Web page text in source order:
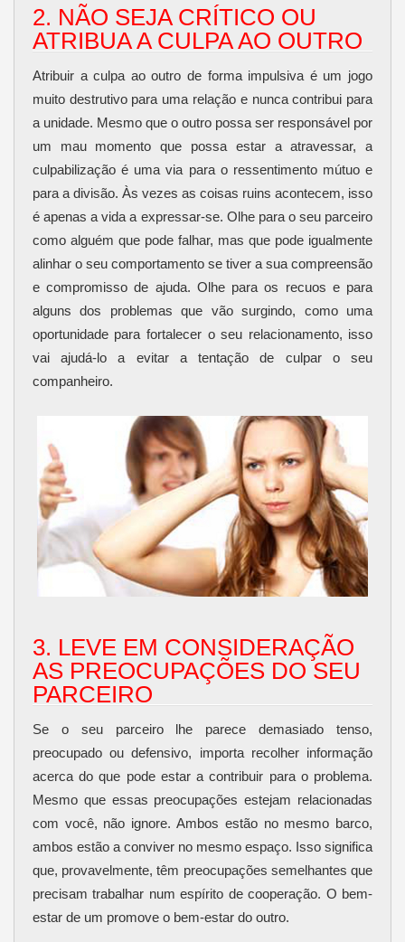
2. NÃO SEJA CRÍTICO OU
ATRIBUA A CULPA AO OUTRO
Atribuir a culpa ao outro de forma impulsiva é um jogo
muito destrutivo para uma relação e nunca contribui para
a unidade. Mesmo que o outro possa ser responsável por
um mau momento que possa estar a atravessar, a
culpabilização é uma via para o ressentimento mútuo e
para a divisão. Às vezes as coisas ruins acontecem, isso
é apenas a vida a expressar-se. Olhe para o seu parceiro
como alguém que pode falhar, mas que pode igualmente
alinhar o seu comportamento se tiver a sua compreensão
e compromisso de ajuda. Olhe para os recuos e para
alguns dos problemas que vão surgindo, como uma
oportunidade para fortalecer o seu relacionamento, isso
vai ajudá-lo a evitar a tentação de culpar o seu
companheiro.
3. LEVE EM CONSIDERAÇÃO
AS PREOCUPAÇÕES DO SEU
PARCEIRO
Se o seu parceiro lhe parece demasiado tenso,
preocupado ou defensivo, importa recolher informação
acerca do que pode estar a contribuir para o problema.
Mesmo que essas preocupações estejam relacionadas
com você, não ignore. Ambos estão no mesmo barco,
ambos estão a conviver no mesmo espaço. Isso significa
que, provavelmente, têm preocupações semelhantes que
precisam trabalhar num espírito de cooperação. O bem-
estar de um promove o bem-estar do outro.